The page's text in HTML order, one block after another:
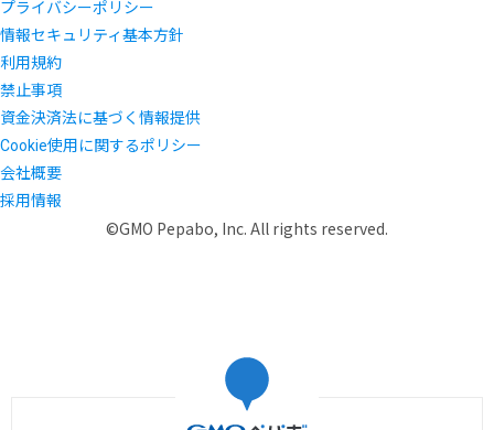
プライバシーポリシー
情報セキュリティ基本方針
利用規約
禁止事項
資金決済法に基づく情報提供
Cookie使用に関するポリシー
会社概要
採用情報
©GMO Pepabo, Inc. All rights reserved.